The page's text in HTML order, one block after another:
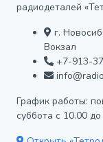
радиодеталей
г.
Вокзал
+7-913-
График работы:
суббота с 10.00